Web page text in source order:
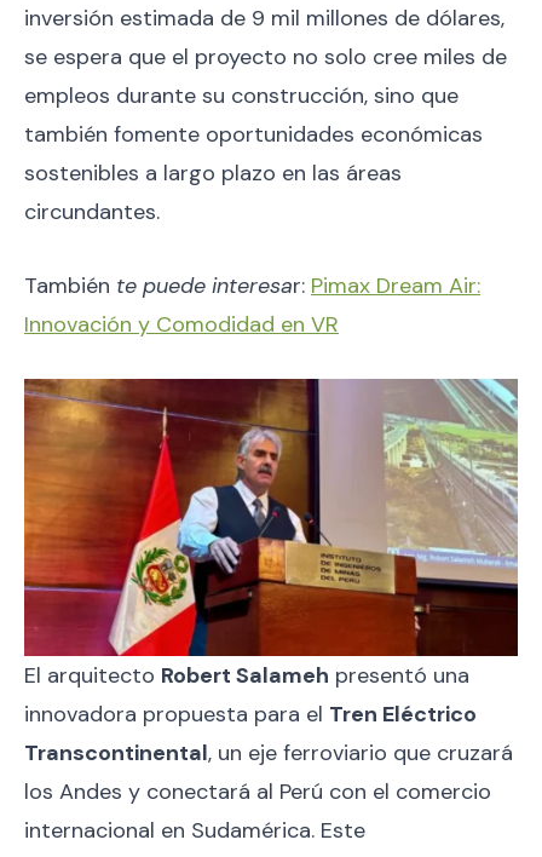
inversión estimada de 9 mil millones de dólares,
se espera que el proyecto no solo cree miles de
empleos durante su construcción, sino que
también fomente oportunidades económicas
sostenibles a largo plazo en las áreas
circundantes.
También te puede interesar: Pimax Dream Air:
Innovación y Comodidad en VR
El arquitecto Robert Salameh presentó una
innovadora propuesta para el Tren Eléctrico
Transcontinental, un eje ferroviario que cruzará
los Andes y conectará al Perú con el comercio
internacional en Sudamérica. Este